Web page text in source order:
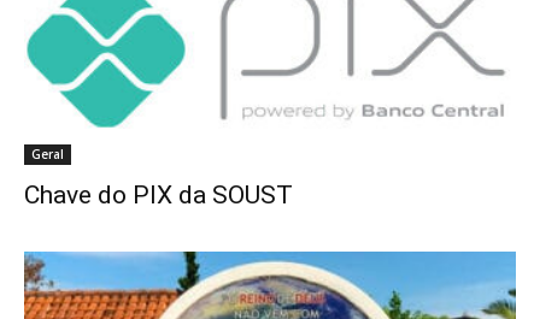
Geral
Chave do PIX da SOUST